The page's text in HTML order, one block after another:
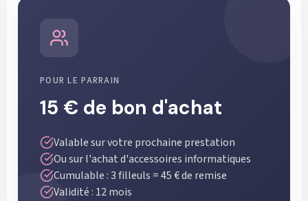
POUR LE PARRAIN
15 € de bon d'achat
Valable sur votre prochaine prestation
Ou sur l'achat d'accessoires informatiques
Cumulable : 3 filleuls = 45 € de remise
Validité : 12 mois